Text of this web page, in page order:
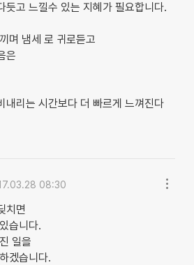
듯고 느낄수 있는 지혜가 필요합니다.
며 냄세 로 귀로듣고
은
내리는 시간보다 더 빠르게 느껴진다
08:30
치면
습니다.
일을
겠습니다.